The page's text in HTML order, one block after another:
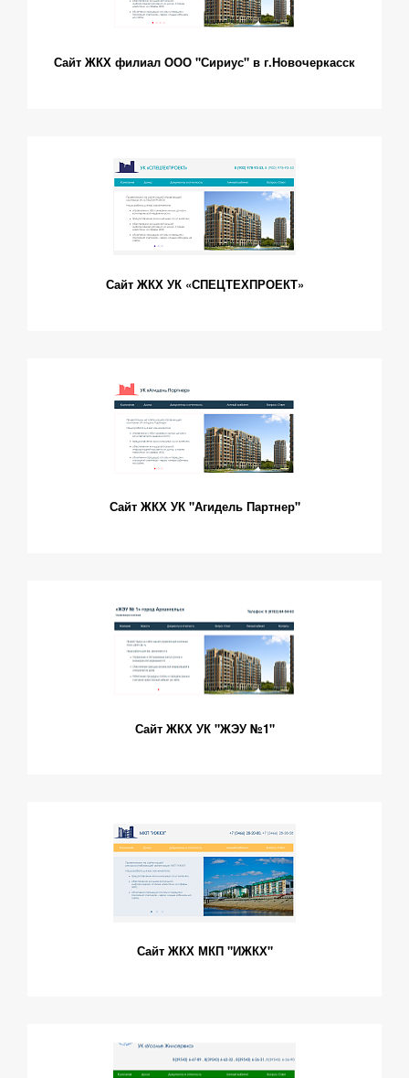
Сайт ЖКХ филиал ООО "Сириус" в г.Новочеркасск
Сайт ЖКХ УК «СПЕЦТЕХПРОЕКТ»
Сайт ЖКХ УК "Агидель Партнер"
Сайт ЖКХ УК "ЖЭУ №1"
Сайт ЖКХ МКП "ИЖКХ"